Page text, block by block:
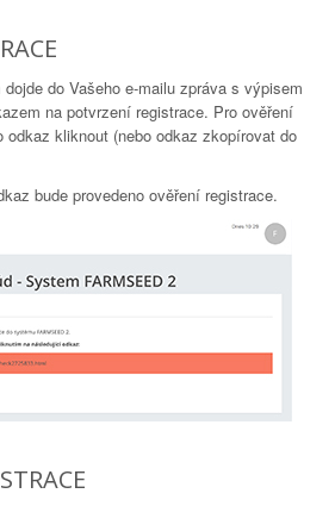
do Vašeho e-mailu zpráva s výpisem
na potvrzení registrace. Pro ověření
odkaz kliknout (nebo odkaz zkopírovat do
bude provedeno ověření registrace.